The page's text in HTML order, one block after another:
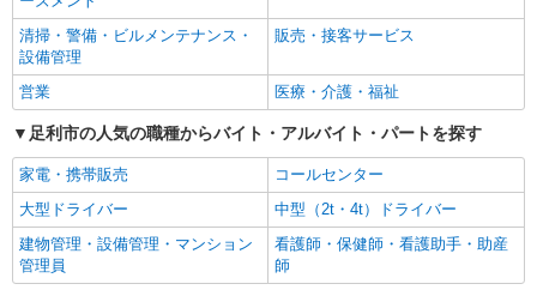
清掃・警備・ビルメンテナンス・
設備管理
販売・接客サービス
営業 医療・介護・福祉
足利市の人気の職種からバイト・アルバイト・パートを探す
家電・携帯販売
コールセンター
大型ドライバー
中型（2t・4t）ドライバー
建物管理・設備管理・マンション
管理員
看護師・保健師・看護助手・助産
師